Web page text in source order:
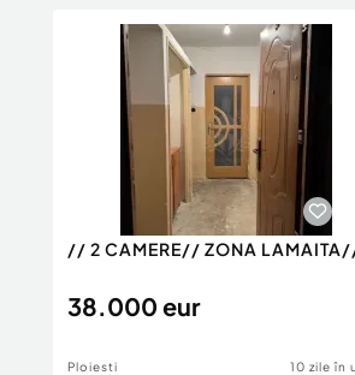
// 2 CAMERE// ZONA
38.000 eur
Ploiesti 10 zile în